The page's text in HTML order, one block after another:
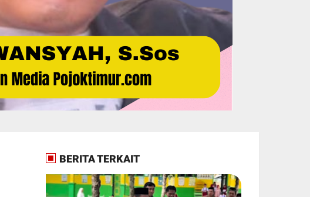
BERITA TERKAIT